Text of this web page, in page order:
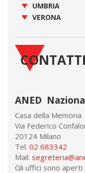
UMBRIA
VERONA
CONTATTI
ANED
Casa della Memoria
Via Federico
20124 Milano
Tel. 02 683342
Mail:
Gli uffici sono aperti